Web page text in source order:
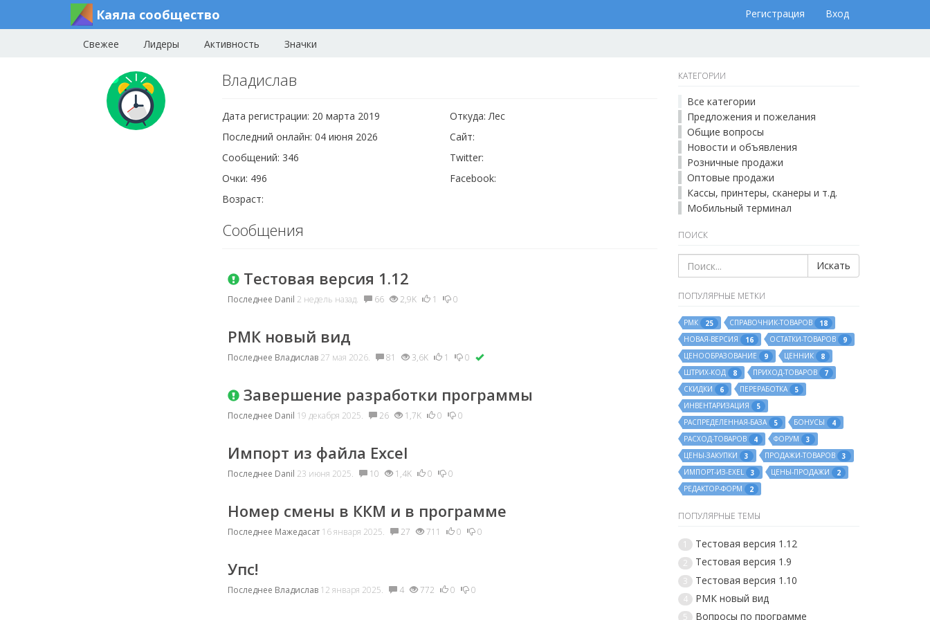
Каяла сообщество Регистрация Вход
Свежее Лидеры Активность Значки
Владислав
Дата регистрации: 20 марта 2019
Последний онлайн: 04 июня 2026
Сообщений: 346
Очки: 496
Возраст:
Откуда: Лес
Сайт:
Twitter:
Facebook:
Сообщения
Тестовая версия 1.12
Последнее Danil 2 недель назад. 66 2,9K 1 0
РМК новый вид
Последнее Владислав 27 мая 2026. 81 3,6K 1 0
Завершение разработки программы
Последнее Danil 19 декабря 2025. 26 1,7K 0 0
Импорт из файла Excel
Последнее Danil 23 июня 2025. 10 1,4K 0 0
Номер смены в ККМ и в программе
Последнее Мажедасат 16 января 2025. 27 711 0 0
Упс!
Последнее Владислав 12 января 2025. 4 772 0 0
КАТЕГОРИИ
Все категории
Предложения и пожелания
Общие вопросы
Новости и объявления
Розничные продажи
Оптовые продажи
Кассы, принтеры, сканеры и т.д.
Мобильный терминал
ПОИСК
Искать
ПОПУЛЯРНЫЕ МЕТКИ
РМК 25 СПРАВОЧНИК-ТОВАРОВ
18
НОВАЯ-ВЕРСИЯ
16 ОСТАТКИ-ТОВАРОВ
9
ЦЕНООБРАЗОВАНИЕ
9 ЦЕННИК
8
ШТРИХ-КОД
8 ПРИХОД-ТОВАРОВ
7
СКИДКИ
6 ПЕРЕРАБОТКА
5
ИНВЕНТАРИЗАЦИЯ
5
РАСПРЕДЕЛЕННАЯ-БАЗА
5 БОНУСЫ
4
РАСХОД-ТОВАРОВ
4 ФОРУМ
3
ЦЕНЫ-ЗАКУПКИ
3 ПРОДАЖИ-ТОВАРОВ
3
ИМПОРТ-ИЗ-EXEL
3 ЦЕНЫ-ПРОДАЖИ
2
РЕДАКТОР-ФОРМ
2
ПОПУЛЯРНЫЕ ТЕМЫ
1 Тестовая версия 1.12
2 Тестовая версия 1.9
3 Тестовая версия 1.10
4 РМК новый вид
5 Вопросы по программе